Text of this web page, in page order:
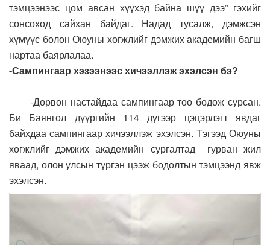
тэмцээнээс цом авсан хүүхэд байна шүү дээ” гэхийг
сонсоход сайхан байдаг. Надад тусалж, дэмжсэн
хүмүүс болон Оюуны хөгжлийг дэмжих академийн багш
нартаа баярлалаа.
-Сампингаар хэзээнээс хичээллэж эхэлсэн бэ?
-Дөрвөн настайдаа сампингаар тоо бодож сурсан.
Би Баянгол дүүргийн 114 дүгээр цэцэрлэгт явдаг
байхдаа сампингаар хичээллэж эхэлсэн. Тэгээд Оюуны
хөгжлийг дэмжих академийн сургалтад гурван жил
яваад, олон улсын түргэн цээж бодолтын тэмцээнд явж
эхэлсэн.